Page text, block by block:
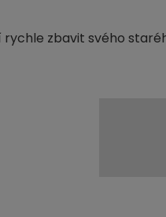
zbavit svého